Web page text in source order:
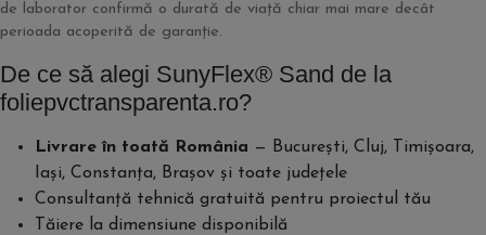
de laborator confirmă o durată de viață chiar mai mare decât
perioada acoperită de garanție.
De ce să alegi SunyFlex® Sand de la
foliepvctransparenta.ro?
Livrare în toată România — București, Cluj, Timișoara,
Iași, Constanța, Brașov și toate județele
Consultanță tehnică gratuită pentru proiectul tău
Tăiere la dimensiune disponibilă